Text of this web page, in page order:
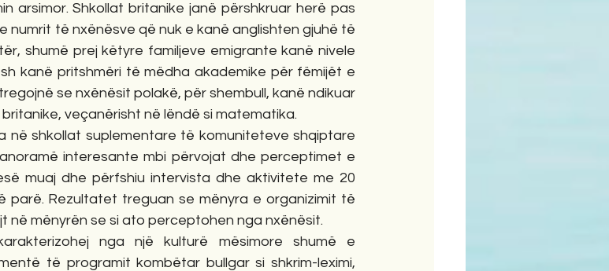
arsimor. Shkollat britanike janë përshkruar herë pas
numrit të nxënësve që nuk e kanë anglishten gjuhë të
shumë prej këtyre familjeve emigrante kanë nivele
kanë pritshmëri të mëdha akademike për fëmijët e
se nxënësit polakë, për shembull, kanë ndikuar
veçanërisht në lëndë si matematika.
në shkollat suplementare të komuniteteve shqiptare
interesante mbi përvojat dhe perceptimet e
muaj dhe përfshiu intervista dhe aktivitete me 20
parë. Rezultatet treguan se mënyra e organizimit të
në mënyrën se si ato perceptohen nga nxënësit.
nga një kulturë mësimore shumë e
të programit kombëtar bullgar si shkrim-leximi,